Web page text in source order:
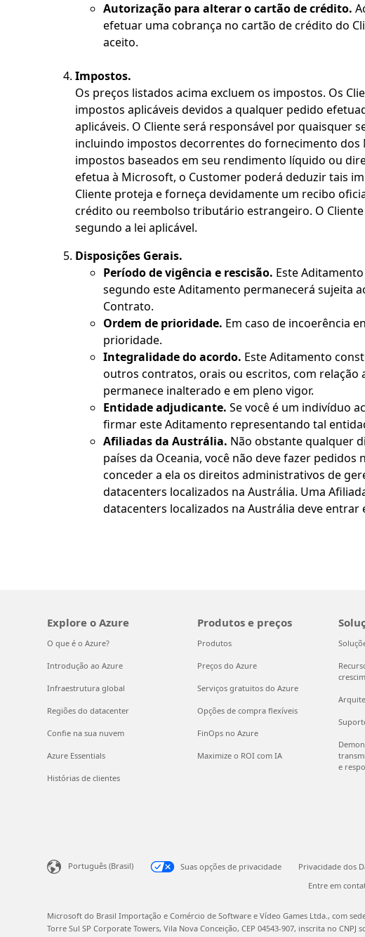
Autorização para alterar o cartão de crédito.
efetuar uma cobrança no cartão de crédito do
aceito.
Impostos.
Os preços listados acima excluem os impostos. Os
impostos aplicáveis devidos a qualquer pedido
aplicáveis. O Cliente será responsável por quaisquer
incluindo impostos decorrentes do fornecimento dos
impostos baseados em seu rendimento líquido ou
efetua à Microsoft, o Customer poderá deduzir tais
Cliente proteja e forneça devidamente um recibo
crédito ou reembolso tributário estrangeiro. O
segundo a lei aplicável.
Disposições Gerais.
Período de vigência e rescisão. Este
segundo este Aditamento permanecerá sujeita
Contrato.
Ordem de prioridade. Em caso de incoerência
prioridade.
Integralidade do acordo. Este Aditamento
outros contratos, orais ou escritos, com
permanece inalterado e em pleno vigor.
Entidade adjudicante. Se você é um indivíduo
firmar este Aditamento representando tal
Afiliadas da Austrália. Não obstante qualquer
países da Oceania, você não deve fazer
conceder a ela os direitos administrativos de
datacenters localizados na Austrália. Uma
datacenters localizados na Austrália deve
Explore o Azure
O que é o Azure?
Introdução ao Azure
Infraestrutura global
Regiões do datacenter
Confie na sua nuvem
Azure Essentials
Histórias de clientes
Produtos e preços
Produtos
Preços do Azure
Serviços gratuitos do Azure
Opções de compra flexíveis
FinOps no Azure
Maximize o ROI com IA
e
Português (Brasil) Suas opções de privacidade
Privacidade dos
Entre em
Microsoft do Brasil Importação e Comércio de Software e Vídeo Games Ltda., com
Torre Sul SP Corporate Towers, Vila Nova Conceição, CEP 04543-907, inscrita no CNPJ